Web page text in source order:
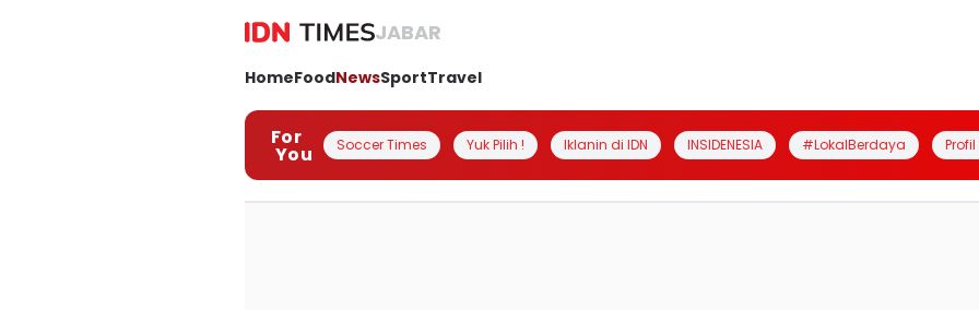
JABAR
HomeFoodNewsSportTravel
For
You Soccer Times Yuk Pilih ! Iklanin di IDN INSIDENESIA #LokalBerdaya